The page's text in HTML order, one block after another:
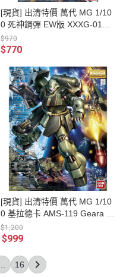
[現貨] 出清特價 萬代 MG 1/10
0 死神鋼彈 EW版 XXXG-01D #
5062841
$970
$770
[現貨] 出清特價 萬代 MG 1/10
0 基拉德卡 AMS-119 Geara D
oga 組裝模型 #5055456
$1,200
$999
16